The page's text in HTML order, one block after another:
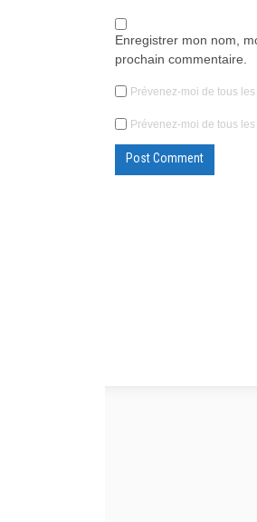
Enregistrer mon nom,
prochain commentaire.
Prévenez-moi de tous
Prévenez-moi de tous